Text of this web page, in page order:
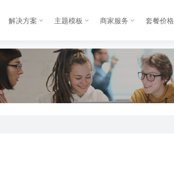
解决方案 主题模板 商家服务 套餐价格